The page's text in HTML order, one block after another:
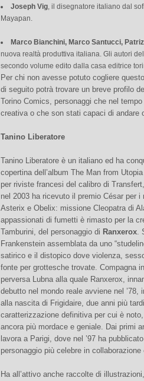
Joseph Vig, il disegnatore italiano dal
Mayapan.
Marco Bianchini, Marco Santucci,
nuova realtà produttiva italiana. Gli autori
secondo volume edito dalla casa editrice
Per chi non avesse potuto cogliere
di seguito potrà trovare un breve profilo
Torino Comics, personaggi che nel
creativa o che son stati capaci di andare
Tanino Liberatore
Tanino Liberatore è un italiano ed ha
copertina dell’album The Man from
per riviste francesi del calibro di
nel 2003 ha ricevuto il premio César per
Asterix e Obelix: missione Cleopatra di
appassionati di fumetti è rimasto per la
Tamburini, del personaggio di Ranxerox.
Frankenstein assemblata da uno
satirico e il distopico dove violenza,
fonte per grottesche trovate. Compagna
perversa Lubna alla quale Ranxerox,
debutto nel mondo reale avviene nel
alla nascita di Frigidaire, due anni più
caratterizzazione definitiva per cui è
ancora più mordace e geniale. Dai primi
lavora a Parigi, dove nel ’97 ha
personaggio più celebre in
Ha all’attivo anche raccolte di